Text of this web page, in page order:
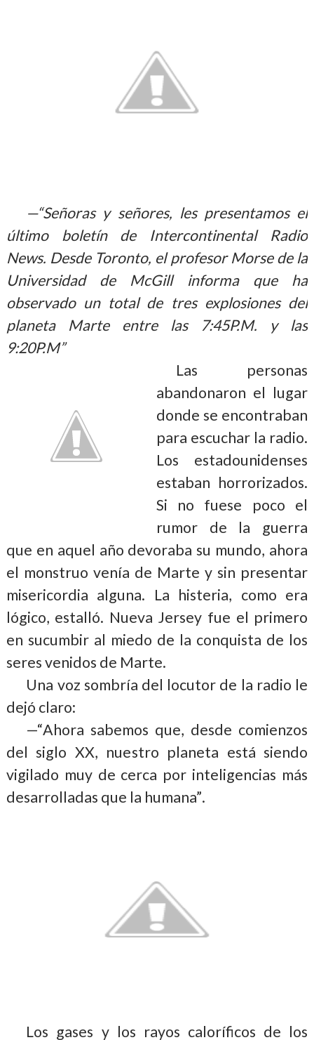
—“Señoras y señores, les presentamos el
último boletín de Intercontinental Radio
News. Desde Toronto, el profesor Morse de la
Universidad de McGill informa que ha
observado un total de tres explosiones del
planeta Marte entre las 7:45P.M. y las
9:20P.M”
Las personas
abandonaron el lugar
donde se encontraban
para escuchar la radio.
Los estadounidenses
estaban horrorizados.
Si no fuese poco el
rumor de la guerra
que en aquel año devoraba su mundo, ahora
el monstruo venía de Marte y sin presentar
misericordia alguna. La histeria, como era
lógico, estalló. Nueva Jersey fue el primero
en sucumbir al miedo de la conquista de los
seres venidos de Marte.
Una voz sombría del locutor de la radio le
dejó claro:
—“Ahora sabemos que, desde comienzos
del siglo XX, nuestro planeta está siendo
vigilado muy de cerca por inteligencias más
desarrolladas que la humana”.
Los gases y los rayos caloríficos de los